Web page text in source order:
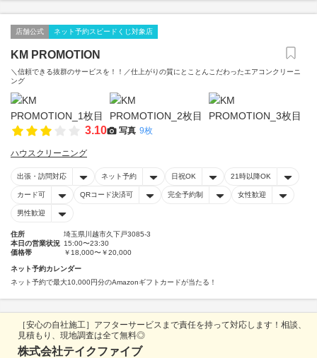
店舗公式 ネット予約スピードくじ対象店
KM PROMOTION
＼信頼できる抜群のサービスを！！／仕上がりの質にとことんこだわったエアコンクリーニ
ング
3.10 写真 9枚
ハウスクリーニング
出張・訪問対応 ネット予約 日祝OK 21時以降OK
カード可 QRコード決済可 完全予約制 女性歓迎
男性歓迎
住所
埼玉県川越市久下戸3085-3
本日の営業状況 15:00〜23:30
価格帯
￥18,000〜￥20,000
ネット予約カレンダー
ネット予約で最大10,000円分のAmazonギフトカードが当たる！
［安心の自社施工］アフターサービスまで責任を持って対応します！相談、
見積もり、現地調査は全て無料◎
株式会社テイクファイブ